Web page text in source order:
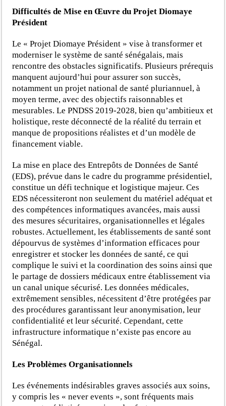
Difficultés de Mise en Œuvre du Projet Diomaye
Président
Le « Projet Diomaye Président » vise à transformer et
moderniser le système de santé sénégalais, mais
rencontre des obstacles significatifs. Plusieurs prérequis
manquent aujourd’hui pour assurer son succès,
notamment un projet national de santé pluriannuel, à
moyen terme, avec des objectifs raisonnables et
mesurables. Le PNDSS 2019-2028, bien qu’ambitieux et
holistique, reste déconnecté de la réalité du terrain et
manque de propositions réalistes et d’un modèle de
financement viable.
La mise en place des Entrepôts de Données de Santé
(EDS), prévue dans le cadre du programme présidentiel,
constitue un défi technique et logistique majeur. Ces
EDS nécessiteront non seulement du matériel adéquat et
des compétences informatiques avancées, mais aussi
des mesures sécuritaires, organisationnelles et légales
robustes. Actuellement, les établissements de santé sont
dépourvus de systèmes d’information efficaces pour
enregistrer et stocker les données de santé, ce qui
complique le suivi et la coordination des soins ainsi que
le partage de dossiers médicaux entre établissement via
un canal unique sécurisé. Les données médicales,
extrêmement sensibles, nécessitent d’être protégées par
des procédures garantissant leur anonymisation, leur
confidentialité et leur sécurité. Cependant, cette
infrastructure informatique n’existe pas encore au
Sénégal.
Les Problèmes Organisationnels
Les événements indésirables graves associés aux soins,
y compris les « never events », sont fréquents mais